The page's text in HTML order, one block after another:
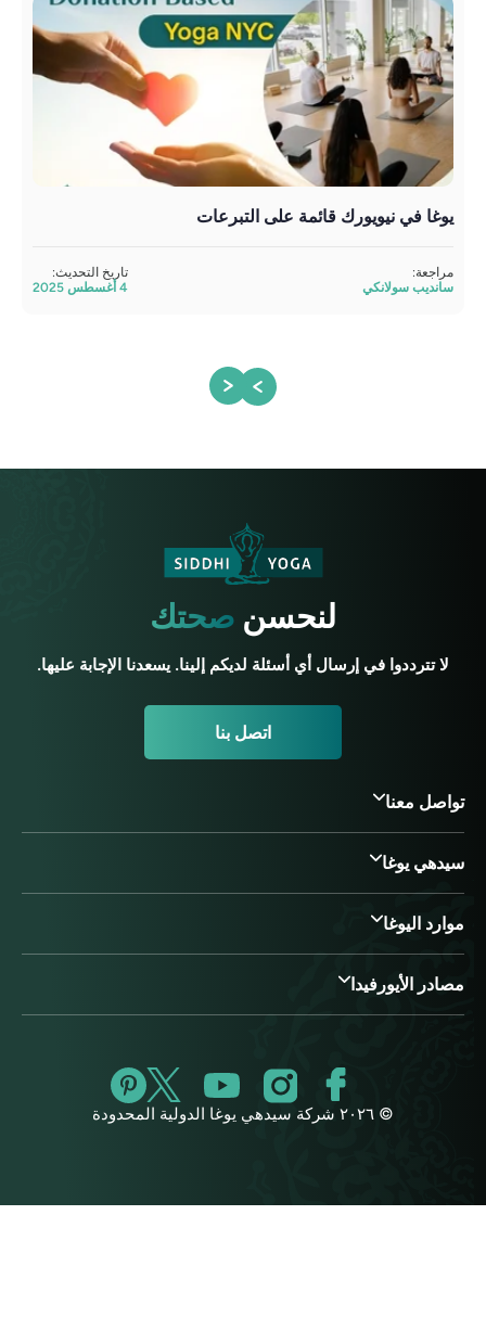
يوغا في نيويورك قائمة على التبرعات
مراجعة:
سانديب سولانكي
تاريخ التحديث:
لنحسنصحتك
لا تترددوا في إرسال أي أسئلة لديكم إلينا. يسعدنا الإجابة عليها.
اتصل بنا
تواصل معنا
سيدهي يوغا
موارد اليوغا
مصادر الأيورفيدا
© ٢٠٢٦ شركة سيدهي يوغا الدولية المحدودة